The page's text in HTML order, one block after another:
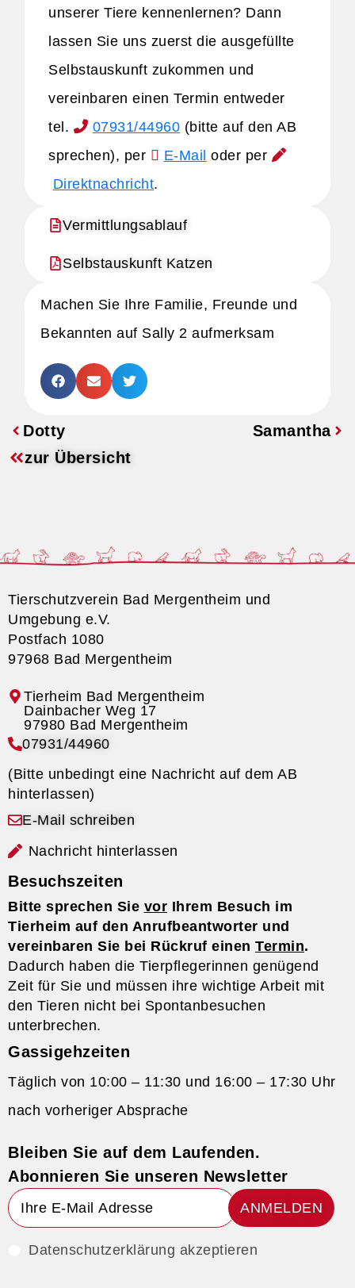
unserer Tiere kennenlernen? Dann
lassen Sie uns zuerst die ausgefüllte
Selbstauskunft zukommen und
vereinbaren einen Termin entweder
tel.
07931/44960 (bitte auf den AB
sprechen), per
E-Mail oder per
Direktnachricht.
Vermittlungsablauf
Selbstauskunft Katzen
Machen Sie Ihre Familie, Freunde und
Bekannten auf Sally 2 aufmerksam
Dotty
Samantha
zur Übersicht
Tierschutzverein Bad Mergentheim und
Umgebung e.V.
Postfach 1080
97968 Bad Mergentheim
Tierheim Bad Mergentheim
07931/44960
(Bitte unbedingt eine Nachricht auf dem AB
hinterlassen)
E-Mail schreiben
Nachricht hinterlassen
Besuchszeiten
Bitte sprechen Sie vor Ihrem Besuch im
Tierheim auf den Anrufbeantworter und
vereinbaren Sie bei Rückruf einen Termin.
Dadurch haben die Tierpflegerinnen genügend
Zeit für Sie und müssen ihre wichtige Arbeit mit
den Tieren nicht bei Spontanbesuchen
unterbrechen.
Gassigehzeiten
Täglich von 10:00 – 11:30 und 16:00 – 17:30 Uhr
nach vorheriger Absprache
Bleiben Sie auf dem Laufenden.
Abonnieren Sie unseren Newsletter
ANMELDEN
Datenschutzerklärung akzeptieren